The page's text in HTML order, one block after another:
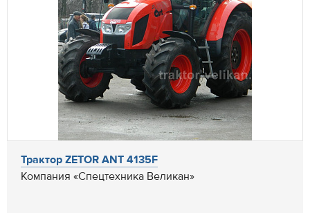
Трактор ZETOR ANT 4135F
Компания «Спецтехника Великан»